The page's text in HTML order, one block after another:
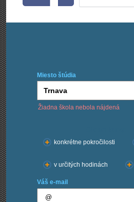
Miesto štúdia
Žiadna škola nebola nájdená
konkrétne pokročilosti
v určitých hodinách
Váš e-mail